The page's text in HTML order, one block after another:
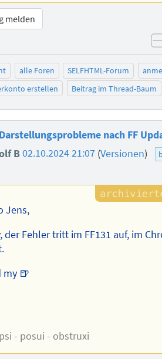
melden
alle Foren SELFHTML-Forum
erstellen
Beitrag im Thread-Baum
nach FF
B02.10.2024 21:07 (Versionen)
Jens,
der Fehler tritt im FF131 auf, im
my 🍺
- posui - obstruxi